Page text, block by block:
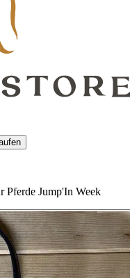
Pferde Jump'In Week